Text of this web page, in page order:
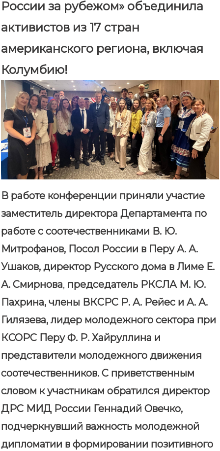
России за рубежом» объединила
активистов из 17 стран
американского региона, включая
Колумбию!
В работе конференции приняли участие
заместитель директора Департамента по
работе с соотечественниками В. Ю.
Митрофанов, Посол России в Перу А. А.
Ушаков, директор Русского дома в Лиме Е.
А. Смирнова, председатель РКСЛА М. Ю.
Пахрина, члены ВКСРС Р. А. Рейес и А. А.
Гилязева, лидер молодежного сектора при
КСОРС Перу Ф. Р. Хайруллина и
представители молодежного движения
соотечественников. С приветственным
словом к участникам обратился директор
ДРС МИД России Геннадий Овечко,
подчеркнувший важность молодежной
дипломатии в формировании позитивного